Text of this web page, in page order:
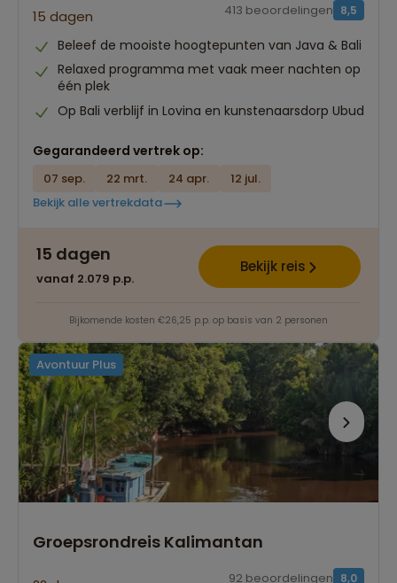
15 dagen 8,5
413 beoordelingen
Beleef de mooiste hoogtepunten van Java & Bali
Relaxed programma met vaak meer nachten op
één plek
Op Bali verblijf in Lovina en kunstenaarsdorp Ubud
Gegarandeerd vertrek op:
07 sep. 22 mrt. 24 apr.
12 jul.
Bekijk alle vertrekdata
15 dagen
vanaf 2.079 p.p.
Bekijk reis
Bijkomende kosten €26,25 p.p. op basis van 2 personen
Avontuur Plus
Groepsrondreis Kalimantan
8,0
92 beoordelingen